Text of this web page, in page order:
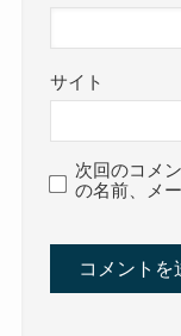
サイト
次回のコメ
の名前、メ